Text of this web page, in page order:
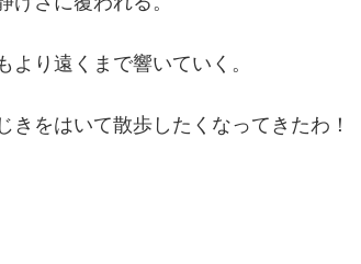
り遠くまで響いていく。
をはいて散歩したくなってきたわ！